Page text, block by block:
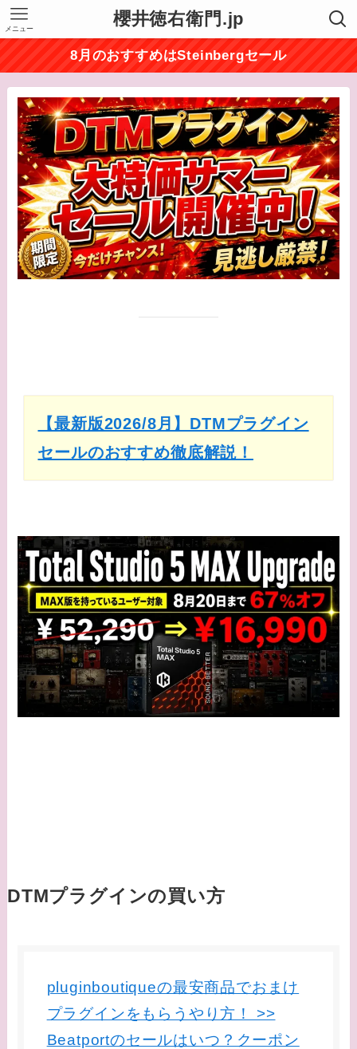
櫻井徳右衛門.jp
メニュー
8月のおすすめはSteinbergセール
【最新版2026/8月】DTMプラグイン
セールのおすすめ徹底解説！
DTMプラグインの買い方
pluginboutiqueの最安商品でおまけ
プラグインをもらうやり方！ >>
Beatportのセールはいつ？クーポン